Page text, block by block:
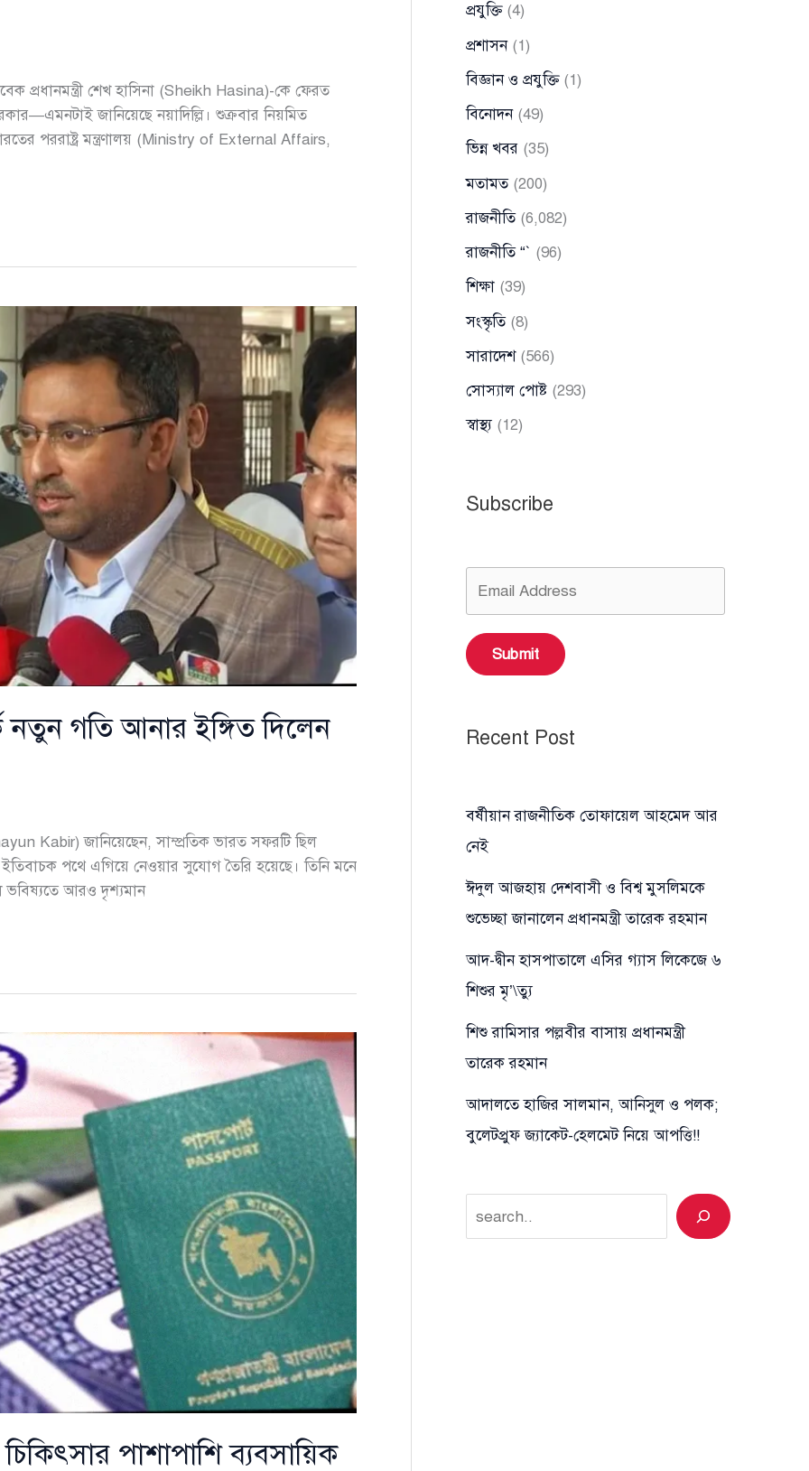
প্রধানমন্ত্রী শেখ হাসিনা (Sheikh Hasina)-কে ফেরত
জানিয়েছে নয়াদিল্লি। শুক্রবার নিয়মিত
পররাষ্ট্র মন্ত্রণালয় (Ministry of External Affairs,
গতি আনার ইঙ্গিত দিলেন
Kabir) জানিয়েছেন, সাম্প্রতিক ভারত সফরটি ছিল
পথে এগিয়ে নেওয়ার সুযোগ তৈরি হয়েছে। তিনি মনে
ভবিষ্যতে আরও দৃশ্যমান
পাশাপাশি ব্যবসায়িক
প্রযুক্তি(4)
প্রশাসন(1)
বিজ্ঞান ও প্রযুক্তি(1)
বিনোদন(49)
ভিন্ন খবর (35)
মতামত(200)
রাজনীতি(6,082)
রাজনীতি “` (96)
শিক্ষা (39)
সংস্কৃতি(8)
সারাদেশ(566)
সোস্যাল পোষ্ট (293)
স্বাস্থ্য (12)
Subscribe
Submit
Recent Post
বর্ষীয়ান রাজনীতিক তোফায়েল আহমেদ আর
নেই
ঈদুল আজহায় দেশবাসী ও বিশ্ব মুসলিমকে
শুভেচ্ছা জানালেন প্রধানমন্ত্রী তারেক রহমান
আদ-দ্বীন হাসপাতালে এসির গ্যাস লিকেজে ৬
শিশুর মৃ’\ত্যু
শিশু রামিসার পল্লবীর বাসায় প্রধানমন্ত্রী
তারেক রহমান
আদালতে হাজির সালমান, আনিসুল ও পলক;
বুলেটপ্রুফ জ্যাকেট-হেলমেট নিয়ে আপত্তি!!